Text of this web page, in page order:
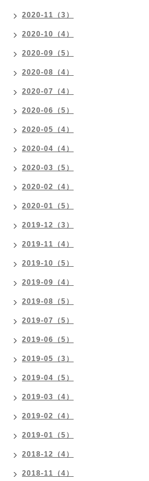
2020-11（3）
2020-10（4）
2020-09（5）
2020-08（4）
2020-07（4）
2020-06（5）
2020-05（4）
2020-04（4）
2020-03（5）
2020-02（4）
2020-01（5）
2019-12（3）
2019-11（4）
2019-10（5）
2019-09（4）
2019-08（5）
2019-07（5）
2019-06（5）
2019-05（3）
2019-04（5）
2019-03（4）
2019-02（4）
2019-01（5）
2018-12（4）
2018-11（4）